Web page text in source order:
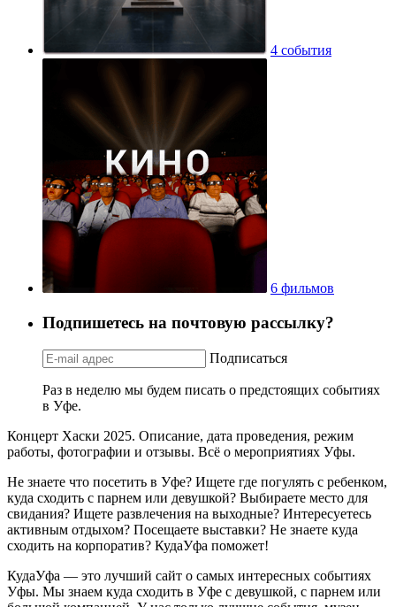
4 события
6 фильмов
Подпишетесь на почтовую рассылку?
Подписаться
Раз в неделю мы будем писать о предстоящих событиях
в Уфе.
Концерт Хаски 2025. Описание, дата проведения, режим
работы, фотографии и отзывы. Всё о мероприятиях Уфы.
Не знаете что посетить в Уфе? Ищете где погулять с ребенком,
куда сходить с парнем или девушкой? Выбираете место для
свидания? Ищете развлечения на выходные? Интересуетесь
активным отдыхом? Посещаете выставки? Не знаете куда
сходить на корпоратив? КудаУфа поможет!
КудаУфа — это лучший сайт о самых интересных событиях
Уфы. Мы знаем куда сходить в Уфе с девушкой, с парнем или